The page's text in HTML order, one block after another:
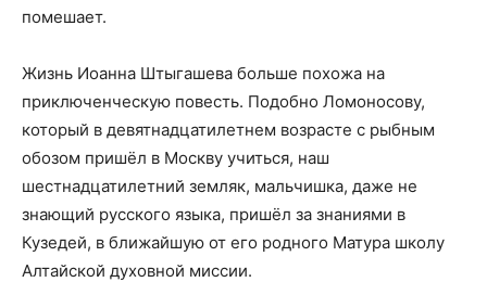
помешает.
Жизнь Иоанна Штыгашева больше похожа на
приключенческую повесть. Подобно Ломоносову,
который в девятнадцатилетнем возрасте с рыбным
обозом пришёл в Москву учиться, наш
шестнадцатилетний земляк, мальчишка, даже не
знающий русского языка, пришёл за знаниями в
Кузедей, в ближайшую от его родного Матура школу
Алтайской духовной миссии.